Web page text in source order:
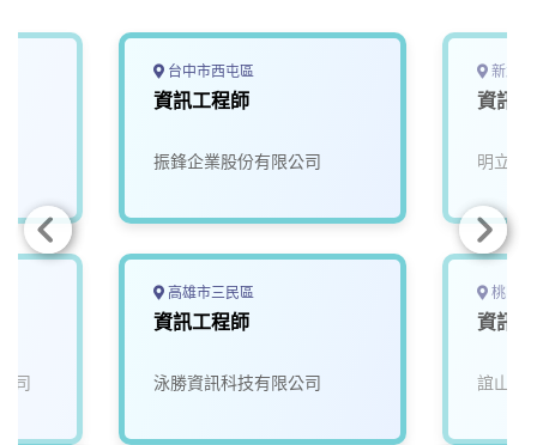
司
台中市西屯區
資訊工程師
振鋒企業股份有限公司
高雄市三民區
資訊工程師
泳勝資訊科技有限公司
新北
資訊
明立科
桃園
資訊
誼山精